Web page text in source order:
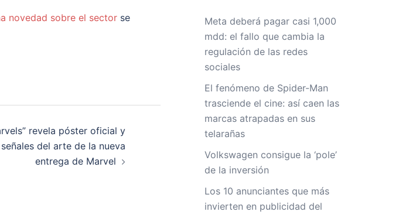
novedad sobre el sector se
revela póster oficial y
del arte de la nueva
entrega de Marvel
Meta deberá pagar casi 1,000
mdd: el fallo que cambia la
regulación de las redes
sociales
El fenómeno de Spider-Man
trasciende el cine: así caen las
marcas atrapadas en sus
telarañas
Volkswagen consigue la ‘pole’
de la inversión
Los 10 anunciantes que más
invierten en publicidad del